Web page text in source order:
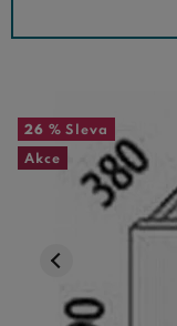
26 % Sleva
Akce